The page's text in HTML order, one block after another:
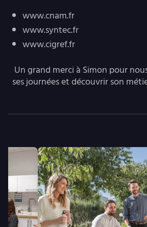
www.cnam.fr
www.syntec.fr
www.cigref.fr
Un grand merci à Simon pour
ses journées et découvrir son